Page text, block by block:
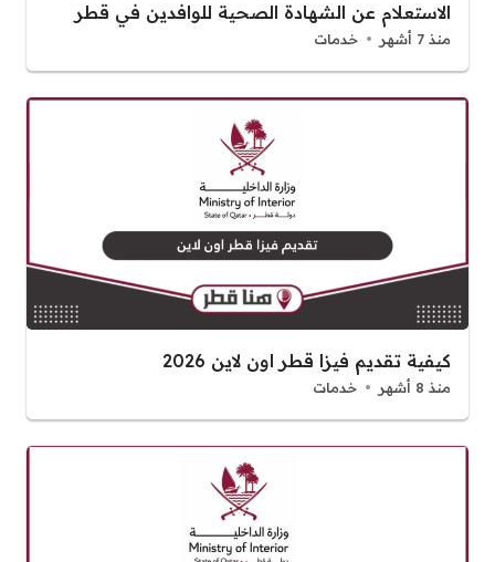
الاستعلام عن الشهادة الصحية للوافدين في قطر
منذ 7 أشهر خدمات
كيفية تقديم فيزا قطر اون لاين 2026
منذ 8 أشهر خدمات